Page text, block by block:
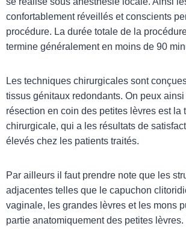
confortablement réveillés et conscients
procédure. La durée totale de la
termine généralement en moins de 90
Les techniques chirurgicales sont
tissus génitaux redondants. On peux
résection en coin des petites lèvres est la
chirurgicale, qui a les résultats de
élevés chez les patients traités.
Par ailleurs il faut prendre note que les
adjacentes telles que le capuchon
vaginale, les grandes lèvres et les mons
partie anatomiquement des petites